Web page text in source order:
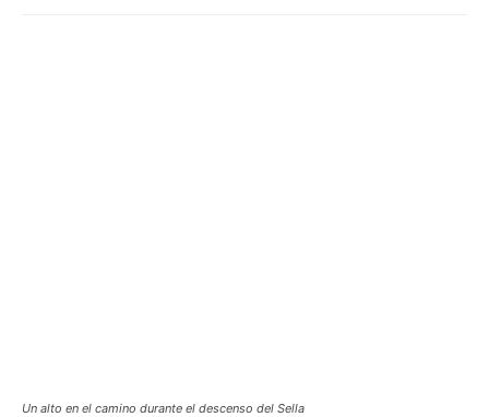
Un alto en el camino durante el descenso del Sella